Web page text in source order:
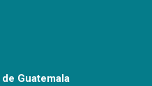
Guatemala